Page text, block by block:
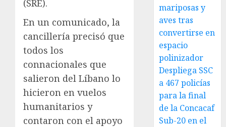
(SRE).
En un comunicado, la
cancillería precisó que
todos los
connacionales que
salieron del Líbano lo
hicieron en vuelos
humanitarios y
contaron con el apoyo
mariposas y
aves tras
convertirse en
espacio
polinizador
Despliega SSC
a 467 policías
para la final
de la Concacaf
Sub-20 en el